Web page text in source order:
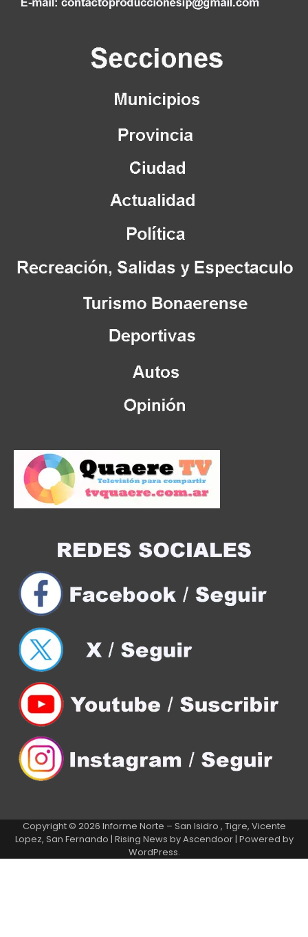
Copyright © 2026 Informe Norte – San Isidro , Tigre, Vicente
Lopez, San Fernando | Rising News byAscendoor| Powered by
WordPress.